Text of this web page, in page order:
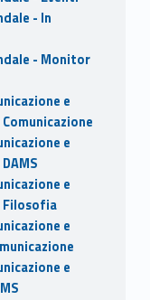
- In
- Monitor
e
e
e
Filosofia
e
e